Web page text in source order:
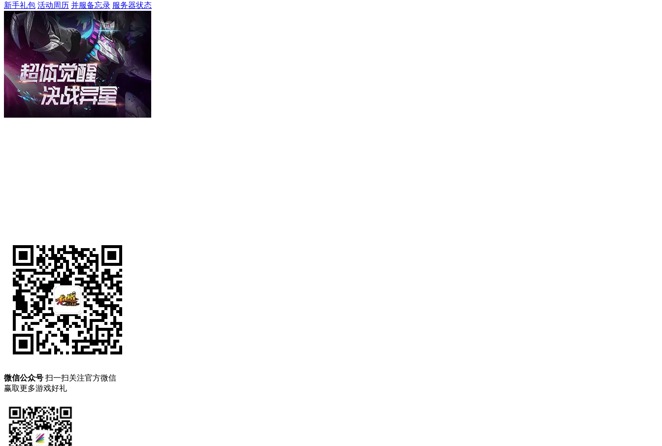
新手礼包 活动周历 并服备忘录 服务器状态
微信公众号 扫一扫关注官方微信
赢取更多游戏好礼